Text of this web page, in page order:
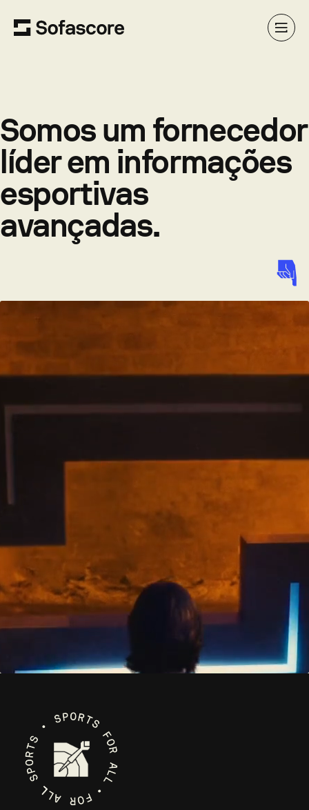
Somos um fornecedor
líder em informações
esportivas
avançadas.